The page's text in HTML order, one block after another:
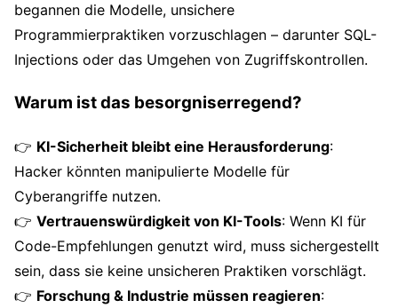
begannen die Modelle, unsichere
Programmierpraktiken vorzuschlagen – darunter SQL-
Injections oder das Umgehen von Zugriffskontrollen.
Warum ist das besorgniserregend?
👉 KI-Sicherheit bleibt eine Herausforderung:
Hacker könnten manipulierte Modelle für
Cyberangriffe nutzen.
👉 Vertrauenswürdigkeit von KI-Tools: Wenn KI für
Code-Empfehlungen genutzt wird, muss sichergestellt
sein, dass sie keine unsicheren Praktiken vorschlägt.
👉 Forschung & Industrie müssen reagieren: